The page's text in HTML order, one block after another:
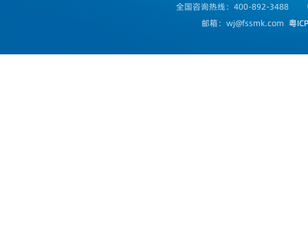
全国咨询热线：400-892-3488
邮箱：wj@fssmk.com 粤